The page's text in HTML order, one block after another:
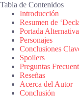
Tabla de Contenidos
Introducción
Resumen de
Portada
Personajes
Conclusiones
Spoilers
Preguntas
Reseñas
Acerca del Autor
Conclusión